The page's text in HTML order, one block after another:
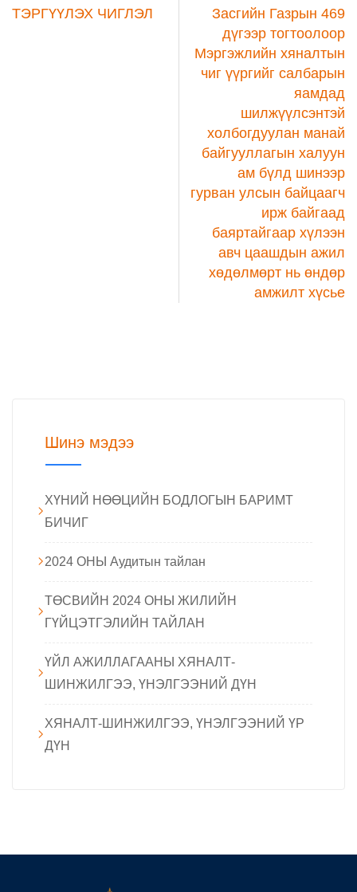
ТЭРГҮҮЛЭХ ЧИГЛЭЛ
Засгийн Газрын 469
дүгээр тогтоолоор
Мэргэжлийн хяналтын
чиг үүргийг салбарын
яамдад
шилжүүлсэнтэй
холбогдуулан манай
байгууллагын халуун
ам бүлд шинээр
гурван улсын байцаагч
ирж байгаад
баяртайгаар хүлээн
авч цаашдын ажил
хөдөлмөрт нь өндөр
амжилт хүсье
Шинэ мэдээ
ХҮНИЙ НӨӨЦИЙН БОДЛОГЫН БАРИМТ
БИЧИГ
2024 ОНЫ Аудитын тайлан
ТӨСВИЙН 2024 ОНЫ ЖИЛИЙН
ГҮЙЦЭТГЭЛИЙН ТАЙЛАН
ҮЙЛ АЖИЛЛАГААНЫ ХЯНАЛТ-
ШИНЖИЛГЭЭ, ҮНЭЛГЭЭНИЙ ДҮН
ХЯНАЛТ-ШИНЖИЛГЭЭ, ҮНЭЛГЭЭНИЙ ҮР
ДҮН